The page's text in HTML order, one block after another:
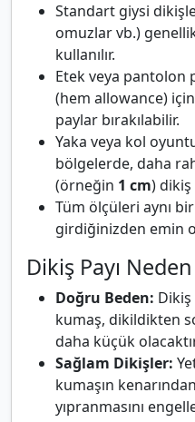
Standart giysi
omuzlar vb.)
kullanılır.
Etek veya pantolon
(hem allowance) için
paylar bırakılabilir.
Yaka veya kol
bölgelerde, daha
(örneğin 1 cm) dikiş
Tüm ölçüleri aynı
girdiğinizden emin
Dikiş Payı
Doğru Beden:
kumaş, dikildikten
daha küçük
Sağlam Dikişler:
kumaşın
yıpranmasını